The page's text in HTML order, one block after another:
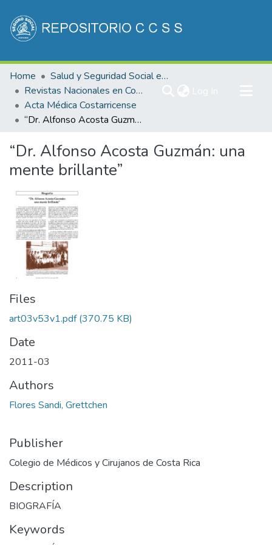
Communities & Collections
All of DSpace
Statistics
Home
Salud y Seguridad Social en Costa Rica
Revistas Nacionales en Costa Rica
Acta Médica Costarricense
“Dr. Alfonso Acosta Guzmán: una mente brillante”
“Dr. Alfonso Acosta Guzmán: una
mente brillante”
Files
art03v53v1.pdf(370.75 KB)
Date
2011-03
Authors
Flores Sandi, Grettchen
Publisher
Colegio de Médicos y Cirujanos de Costa Rica
Description
BIOGRAFÍA
Keywords